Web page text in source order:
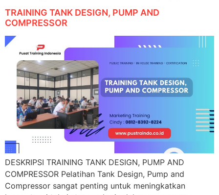
TRAINING TANK DESIGN, PUMP AND
COMPRESSOR
DESKRIPSI TRAINING TANK DESIGN, PUMP AND
COMPRESSOR Pelatihan Tank Design, Pump and
Compressor sangat penting untuk meningkatkan